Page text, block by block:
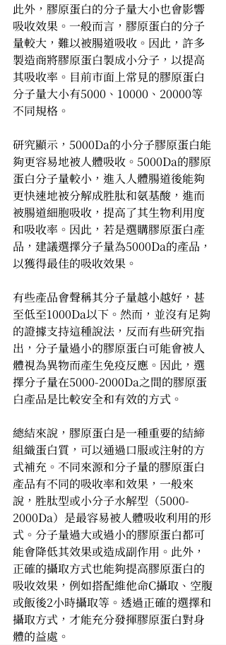
此外，膠原蛋白的分子量大小也會影響
吸收效果。一般而言，膠原蛋白的分子
量較大，難以被腸道吸收。因此，許多
製造商將膠原蛋白製成小分子，以提高
其吸收率。目前市面上常見的膠原蛋白
分子量大小有5000、10000、20000等
不同規格。
研究顯示，5000Da的小分子膠原蛋白能
夠更容易地被人體吸收。5000Da的膠原
蛋白分子量較小，進入人體腸道後能夠
更快速地被分解成胜肽和氨基酸，進而
被腸道細胞吸收，提高了其生物利用度
和吸收率。因此，若是選購膠原蛋白產
品，建議選擇分子量為5000Da的產品，
以獲得最佳的吸收效果。
有些產品會聲稱其分子量越小越好，甚
至低至1000Da以下。然而，並沒有足夠
的證據支持這種說法，反而有些研究指
出，分子量過小的膠原蛋白可能會被人
體視為異物而產生免疫反應。因此，選
擇分子量在5000-2000Da之間的膠原蛋
白產品是比較安全和有效的方式。
總結來說，膠原蛋白是一種重要的結締
組織蛋白質，可以通過口服或注射的方
式補充。不同來源和分子量的膠原蛋白
產品有不同的吸收率和效果，一般來
說，胜肽型或小分子水解型（5000-
2000Da）是最容易被人體吸收利用的形
式。分子量過大或過小的膠原蛋白都可
能會降低其效果或造成副作用。此外，
正確的攝取方式也能夠提高膠原蛋白的
吸收效果，例如搭配維他命C攝取、空腹
或飯後2小時攝取等。透過正確的選擇和
攝取方式，才能充分發揮膠原蛋白對身
體的益處。